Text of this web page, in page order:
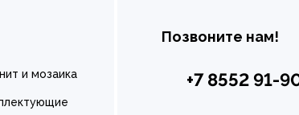
и мозаика
Позвоните нам!
+7 8552 91-